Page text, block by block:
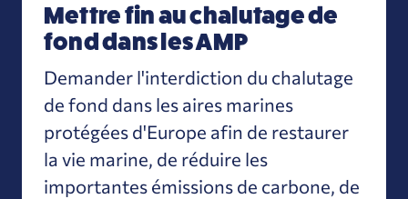
Mettre fin au chalutage de
fond dans les AMP
Demander l'interdiction du chalutage
de fond dans les aires marines
protégées d'Europe afin de restaurer
la vie marine, de réduire les
importantes émissions de carbone, de